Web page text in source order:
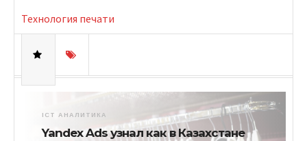
Технология печати
ICT АНАЛИТИКА
Yandex Ads узнал как в Казахстане